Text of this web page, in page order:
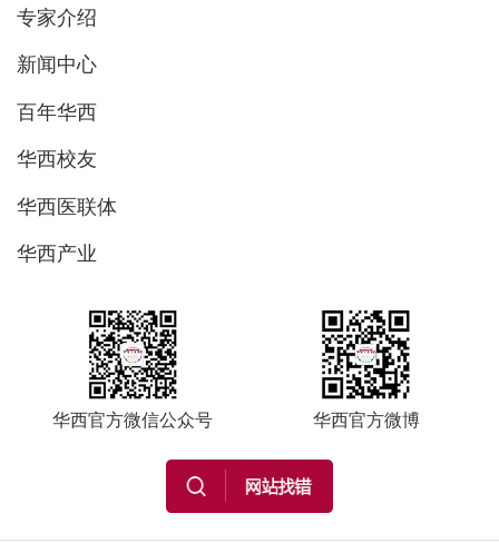
专家介绍
新闻中心
百年华西
华西校友
华西医联体
华西产业
华西官方微信公众号 华西官方微博